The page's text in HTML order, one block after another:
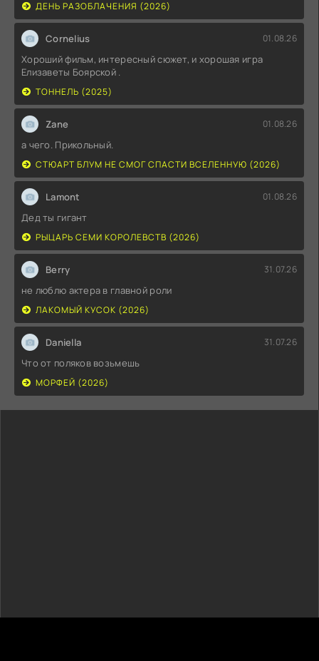
ДЕНЬ РАЗОБЛАЧЕНИЯ (2026)
Cornelius 01.08.26
Хороший фильм, интересный сюжет, и хорошая игра
Елизаветы Боярской .
ТОННЕЛЬ (2025)
Zane 01.08.26
а чего. Прикольный.
СТЮАРТ БЛУМ НЕ СМОГ СПАСТИ ВСЕЛЕННУЮ (2026)
Lamont 01.08.26
Дед ты гигант
РЫЦАРЬ СЕМИ КОРОЛЕВСТВ (2026)
Berry 31.07.26
не люблю актера в главной роли
ЛАКОМЫЙ КУСОК (2026)
Daniella 31.07.26
Что от поляков возьмешь
МОРФЕЙ (2026)